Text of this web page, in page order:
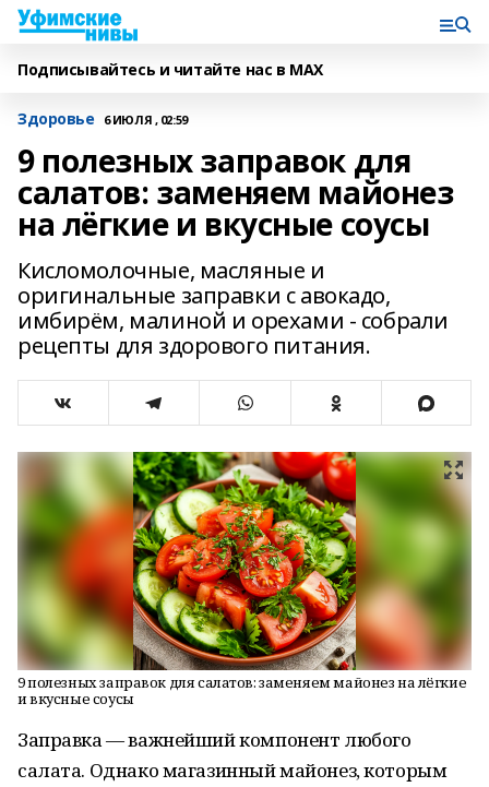
Подписывайтесь и читайте нас в MAX
Здоровье 6 ИЮЛЯ , 02:59
9 полезных заправок для
салатов: заменяем майонез
на лёгкие и вкусные соусы
Кисломолочные, масляные и
оригинальные заправки с авокадо,
имбирём, малиной и орехами - собрали
рецепты для здорового питания.
9 полезных заправок для салатов: заменяем майонез на лёгкие
и вкусные соусы
Заправка — важнейший компонент любого
салата. Однако магазинный майонез, которым